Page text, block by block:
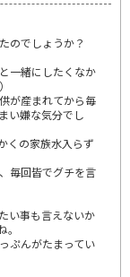
のでしょうか？
一緒にしたくなか
が産まれてから毎
い嫌な気分でし
くの家族水入らず
毎回皆でグチを言
い事も言えないか
ぷんがたまってい